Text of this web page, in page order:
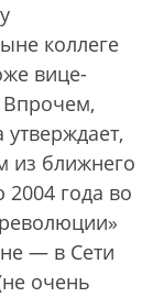
коллеге
вице-
Впрочем,
из ближнего
2004 года во
— в Сети
очень